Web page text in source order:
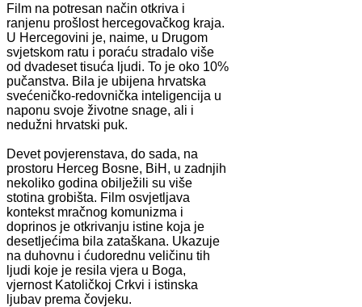
Film na potresan način otkriva i
ranjenu prošlost hercegovačkog kraja.
U Hercegovini je, naime, u Drugom
svjetskom ratu i poraću stradalo više
od dvadeset tisuća ljudi. To je oko 10%
pučanstva. Bila je ubijena hrvatska
svećeničko-redovnička inteligencija u
naponu svoje životne snage, ali i
nedužni hrvatski puk.
Devet povjerenstava, do sada, na
prostoru Herceg Bosne, BiH, u zadnjih
nekoliko godina obilježili su više
stotina grobišta. Film osvjetljava
kontekst mračnog komunizma i
doprinos je otkrivanju istine koja je
desetljećima bila zataškana. Ukazuje
na duhovnu i ćudorednu veličinu tih
ljudi koje je resila vjera u Boga,
vjernost Katoličkoj Crkvi i istinska
ljubav prema čovjeku.